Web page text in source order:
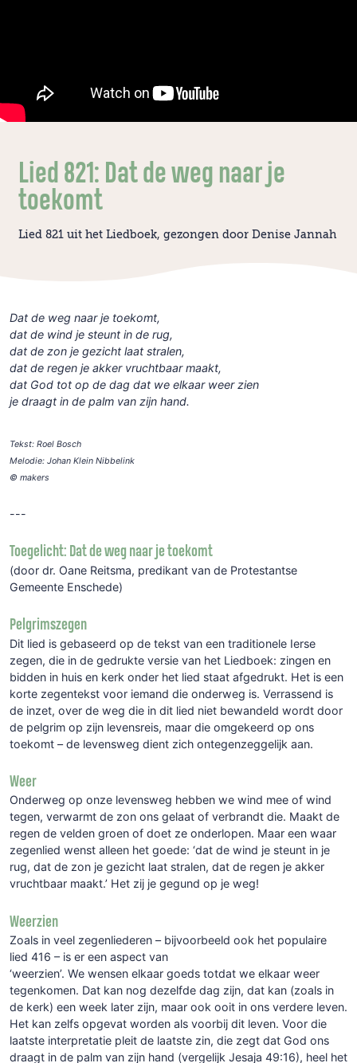
Lied 821: Dat de weg naar je
toekomt
Lied 821 uit het Liedboek, gezongen door Denise Jannah
Dat de weg naar je toekomt,
dat de wind je steunt in de rug,
dat de zon je gezicht laat stralen,
dat de regen je akker vruchtbaar maakt,
dat God tot op de dag dat we elkaar weer zien
je draagt in de palm van zijn hand.
Tekst: Roel Bosch
Melodie: Johan Klein Nibbelink
© makers
---
Toegelicht: Dat de weg naar je toekomt
(door dr. Oane Reitsma, predikant van de Protestantse
Gemeente Enschede)
Pelgrimszegen
Dit lied is gebaseerd op de tekst van een traditionele Ierse
zegen, die in de gedrukte versie van het Liedboek: zingen en
bidden in huis en kerk onder het lied staat afgedrukt. Het is een
korte zegentekst voor iemand die onderweg is. Verrassend is
de inzet, over de weg die in dit lied niet bewandeld wordt door
de pelgrim op zijn levensreis, maar die omgekeerd op ons
toekomt – de levensweg dient zich ontegenzeggelijk aan.
Weer
Onderweg op onze levensweg hebben we wind mee of wind
tegen, verwarmt de zon ons gelaat of verbrandt die. Maakt de
regen de velden groen of doet ze onderlopen. Maar een waar
zegenlied wenst alleen het goede: ‘dat de wind je steunt in je
rug, dat de zon je gezicht laat stralen, dat de regen je akker
vruchtbaar maakt.’ Het zij je gegund op je weg!
Weerzien
Zoals in veel zegenliederen – bijvoorbeeld ook het populaire
lied 416 – is er een aspect van
‘weerzien’. We wensen elkaar goeds totdat we elkaar weer
tegenkomen. Dat kan nog dezelfde dag zijn, dat kan (zoals in
de kerk) een week later zijn, maar ook ooit in ons verdere leven.
Het kan zelfs opgevat worden als voorbij dit leven. Voor die
laatste interpretatie pleit de laatste zin, die zegt dat God ons
draagt in de palm van zijn hand (vergelijk Jesaja 49:16), heel het